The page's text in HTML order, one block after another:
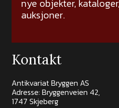
nye objekter,
auksjoner.
Kontakt
Antikvariat Bryggen AS
Adresse: Bryggenveien 42,
1747 Skjeberg